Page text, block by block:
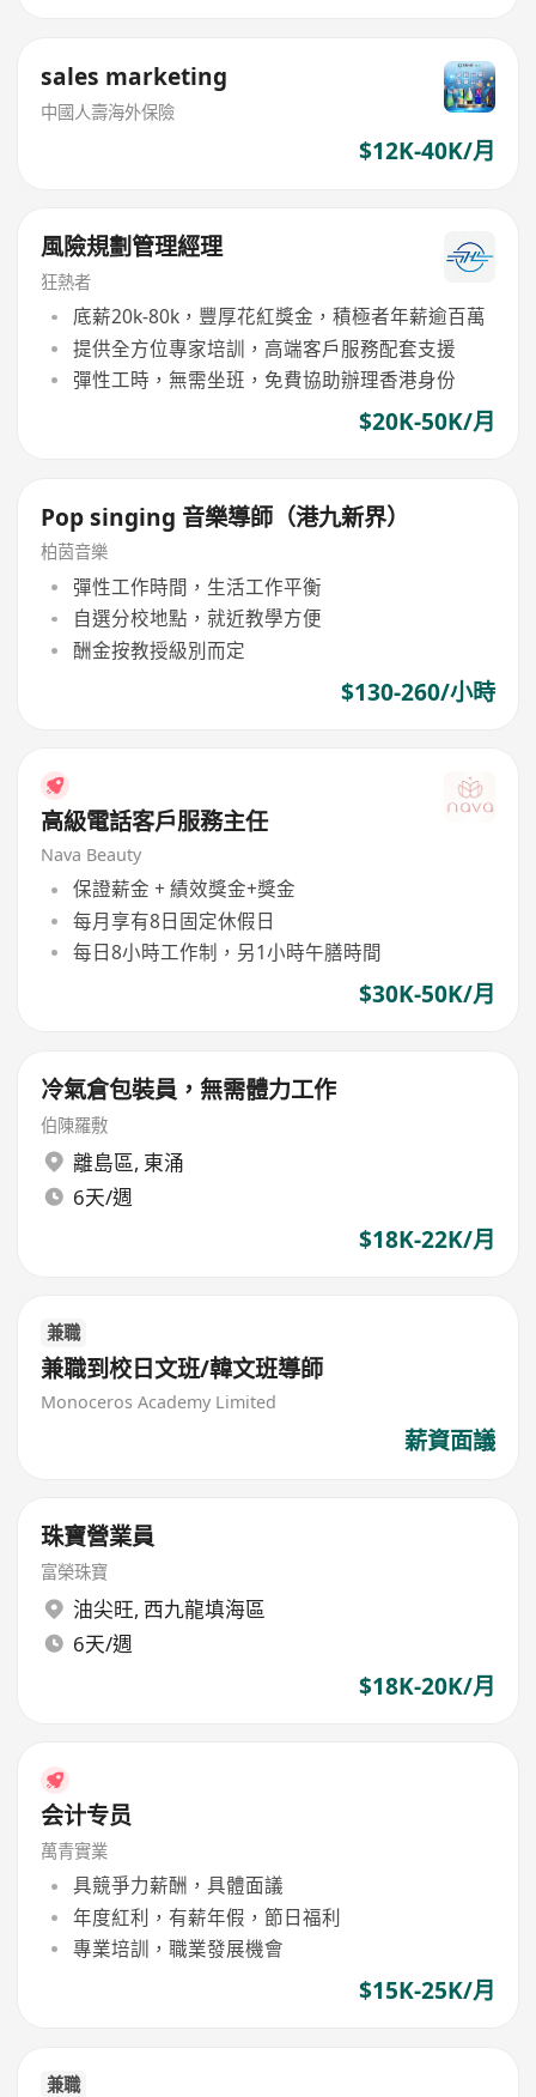
sales marketing
中國人壽海外保險
$12K-40K/月
風險規劃管理經理
狂熱者
底薪20k-80k，豐厚花紅獎金，積極者年薪逾百萬
提供全方位專家培訓，高端客戶服務配套支援
彈性工時，無需坐班，免費協助辦理香港身份
$20K-50K/月
Pop singing 音樂導師（港九新界）
柏茵音樂
彈性工作時間，生活工作平衡
自選分校地點，就近教學方便
酬金按教授級別而定
$130-260/小時
高級電話客戶服務主任
Nava Beauty
保證薪金 + 績效獎金+獎金
每月享有8日固定休假日
每日8小時工作制，另1小時午膳時間
$30K-50K/月
冷氣倉包裝員，無需體力工作
伯陳羅敷
離島區, 東涌
6天/週
$18K-22K/月
兼職
兼職到校日文班/韓文班導師
Monoceros Academy Limited
薪資面議
珠寶營業員
富榮珠寶
油尖旺, 西九龍填海區
6天/週
$18K-20K/月
会计专员
萬青實業
具競爭力薪酬，具體面議
年度紅利，有薪年假，節日福利
專業培訓，職業發展機會
$15K-25K/月
兼職